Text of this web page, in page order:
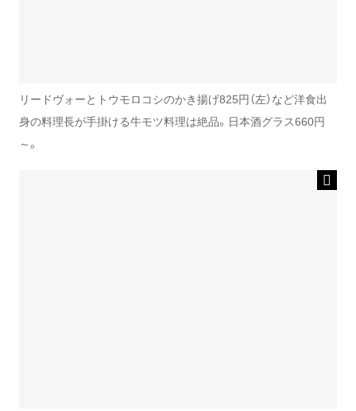
リードヴォーとトウモロコシのかき揚げ825円（左）など洋食出
身の料理長が手掛ける牛モツ料理は絶品。日本酒グラス660円
～。